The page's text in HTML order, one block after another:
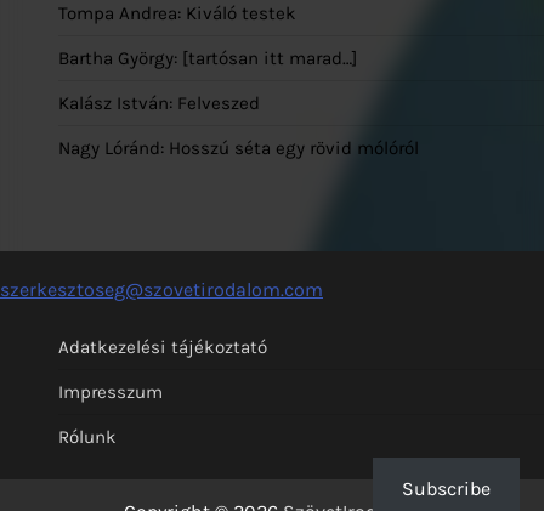
Tompa Andrea: Kiváló testek
Bartha György: [tartósan itt marad…]
Kalász István: Felveszed
Nagy Lóránd: Hosszú séta egy rövid mólóról
szerkesztoseg@szovetirodalom.com
Adatkezelési tájékoztató
Impresszum
Rólunk
Subscribe